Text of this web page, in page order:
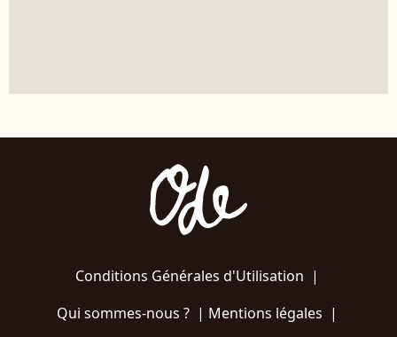
Conditions Générales d'Utilisation |
Qui sommes-nous ?| Mentions légales |